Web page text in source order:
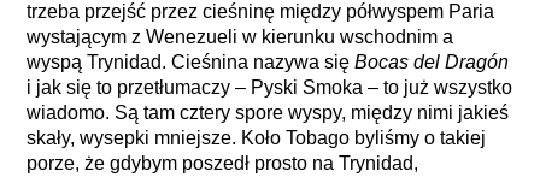
trzeba przejść przez cieśninę między półwyspem Paria
wystającym z Wenezueli w kierunku wschodnim a
wyspą Trynidad. Cieśnina nazywa sięBocas del Dragón
i jak się to przetłumaczy – Pyski Smoka – to już wszystko
wiadomo. Są tam cztery spore wyspy, między nimi jakieś
skały, wysepki mniejsze. Koło Tobago byliśmy o takiej
porze, że gdybym poszedł prosto na Trynidad,